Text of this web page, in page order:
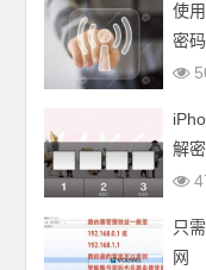
使
密
解
只
网